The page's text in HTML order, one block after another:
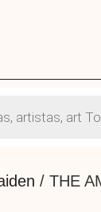
/ THE